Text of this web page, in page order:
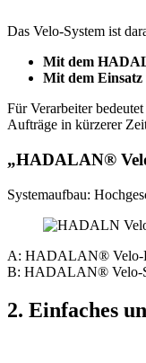
Das Velo‑System ist
Mit dem
Mit dem Einsatz
Für Verarbeiter
Aufträge in kürzerer
„HADALAN®
Systemaufbau:
A: HADALAN® Velo-
B: HADALAN® Velo-
2. Einfaches